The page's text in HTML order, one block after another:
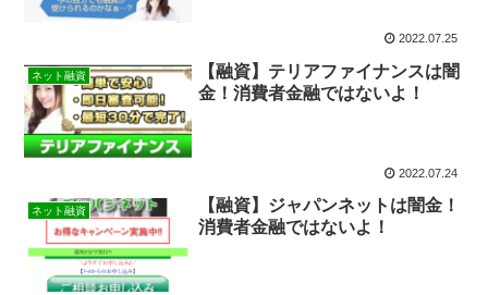
2022.07.25
ネット融資
【融資】テリアファイナンスは闇
金！消費者金融ではないよ！
2022.07.24
ネット融資
【融資】ジャパンネットは闇金！
消費者金融ではないよ！